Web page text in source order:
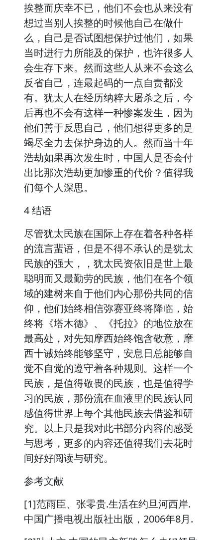
挨整而庆幸不已，他们不会也从来没有
想过当别人挨整的时候他自己在做什
么，自己是否试图想保护过他们，如果
当时进行力所能及的保护，也许很多人
会生存下来。然而这些人从来不会这么
反省自己，连最起码的一点自责都没
有。犹太人在经历纳粹大屠杀之后，今
后再也不会有这样一种惨案发生，因为
他们善于反思自己，他们想得更多的是
竭尽全力去保护身边的人。然而当十年
浩劫如果再次发生时，中国人是否会付
出比那次浩劫更加惨重的代价？值得我
们每个人深思。
4 结语
尽管犹太民族在国际上存在着各种各样
的流言蜚语，但是不得不承认的是犹太
民族的强大，，犹太民资依旧是世上最
聪明而又最勤劳的民族，他们在各个领
域的建树来自于他们内心那份共同的信
仰，他们始终相信弥赛亚终将降临，始
终将《塔木德》、《托拉》的地位放在
最高处，对先知摩西始终饱含敬意，摩
西十诫始终能够坚守，安息日总能够自
觉不自觉的遵守着各种规则。这样一个
民族，是值得敬畏的民族，也是值得学
习的民族，那份流在血液里的民族认同
感值得世界上每个其他民族去借鉴和研
究。以上只是我对此书部分内容的感受
与思考，更多的内容还值得我们去花时
间好好阅读与研究。
参考文献
[1]范雨臣、张零贵.生活在约旦河西岸.
中国广播电视出版社出版，2006年8月.